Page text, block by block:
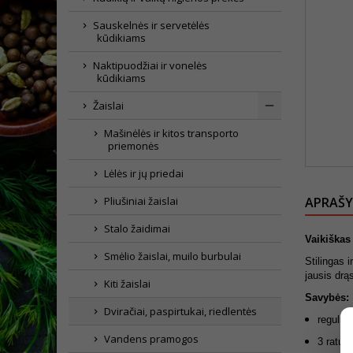
Sauskelnės ir servetėlės
kūdikiams
Naktipuodžiai ir vonelės
kūdikiams
Žaislai
Mašinėlės ir kitos transporto
priemonės
Lėlės ir jų priedai
Pliušiniai žaislai
Stalo žaidimai
Smėlio žaislai, muilo burbulai
Kiti žaislai
Dviračiai, paspirtukai, riedlentės
Vandens pramogos
Stilingas
jausis
Savybės:
3 ratų